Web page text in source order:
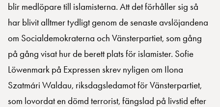
blir medlöpare till islamisterna. Att det förhåller sig så
har blivit alltmer tydligt genom de senaste avslöjandena
om Socialdemokraterna och Vänsterpartiet, som gång
på gång visat hur de berett plats för islamister. Sofie
Löwenmark på Expressen skrev nyligen om Ilona
Szatmári Waldau, riksdagsledamot för Vänsterpartiet,
som lovordat en dömd terrorist, fängslad på livstid efter